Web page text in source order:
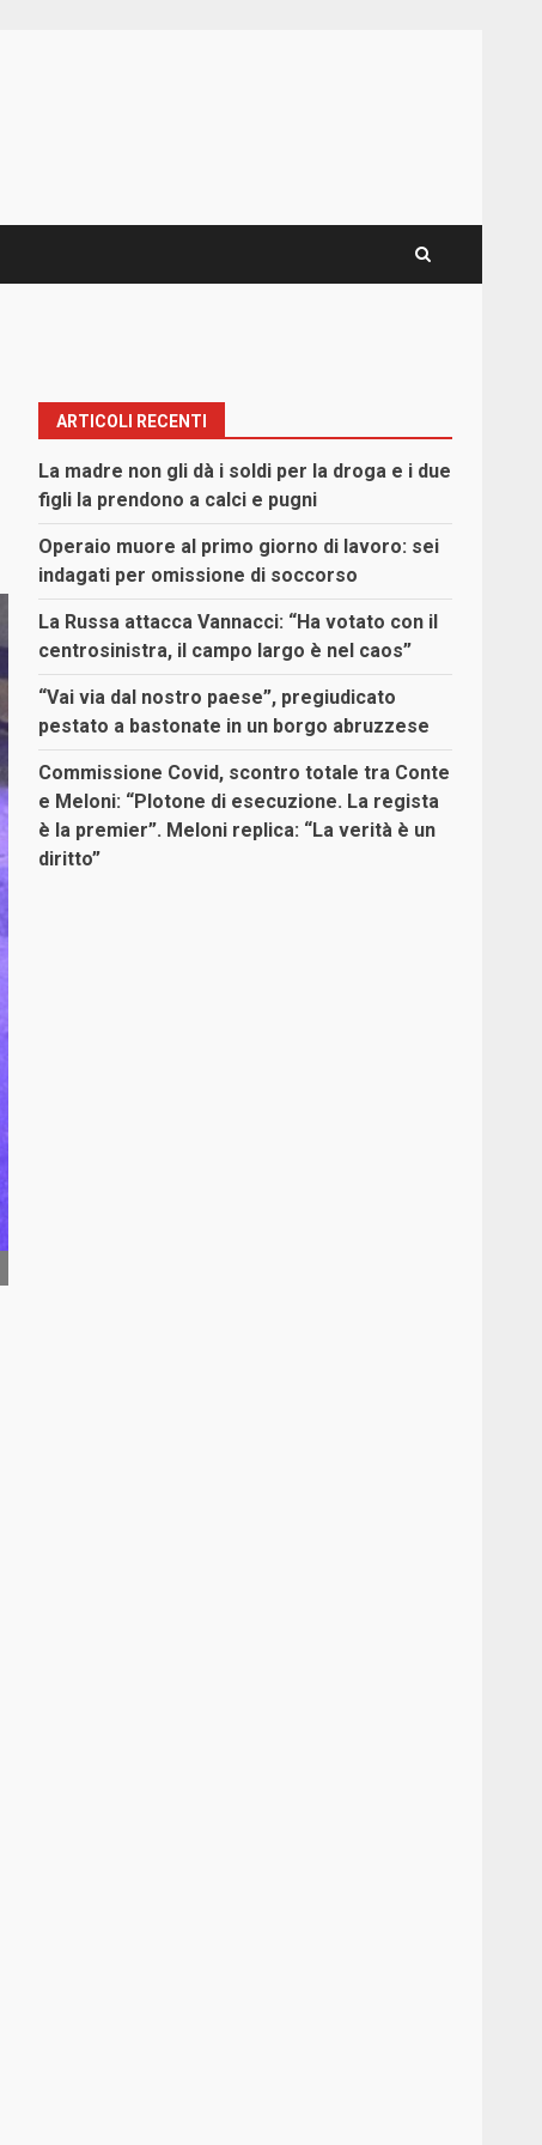
ARTICOLI RECENTI
La madre non gli dà i soldi per la droga e i due
figli la prendono a calci e pugni
Operaio muore al primo giorno di lavoro: sei
indagati per omissione di soccorso
La Russa attacca Vannacci: “Ha votato con il
centrosinistra, il campo largo è nel caos”
“Vai via dal nostro paese”, pregiudicato
pestato a bastonate in un borgo abruzzese
Commissione Covid, scontro totale tra Conte
e Meloni: “Plotone di esecuzione. La regista
è la premier”. Meloni replica: “La verità è un
diritto”